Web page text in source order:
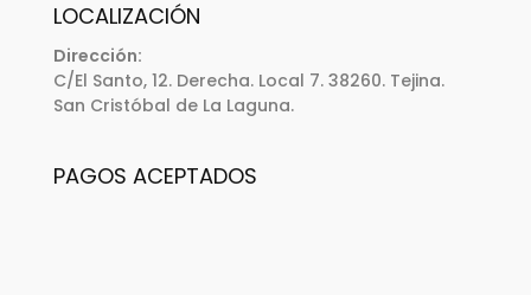
LOCALIZACIÓN
Dirección:
C/El Santo, 12. Derecha. Local 7. 38260. Tejina.
San Cristóbal de La Laguna.
PAGOS ACEPTADOS